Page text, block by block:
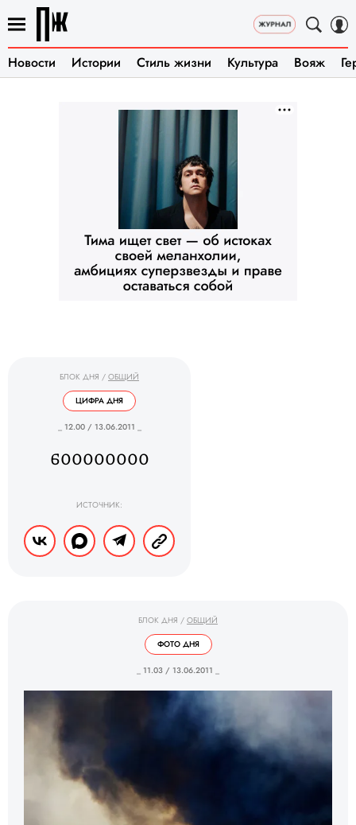
Новости Истории Стиль жизни Культура Вояж
БЛОК ДНЯ / ОБЩИЙ
ЦИФРА ДНЯ
_ 12.00 / 13.06.2011 _
600000000
ИСТОЧНИК:
БЛОК ДНЯ / ОБЩИЙ
ФОТО ДНЯ
_ 11.03 / 13.06.2011 _